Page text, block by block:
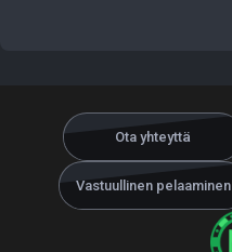
Ota yhteyttä
Vastuullinen pelaaminen